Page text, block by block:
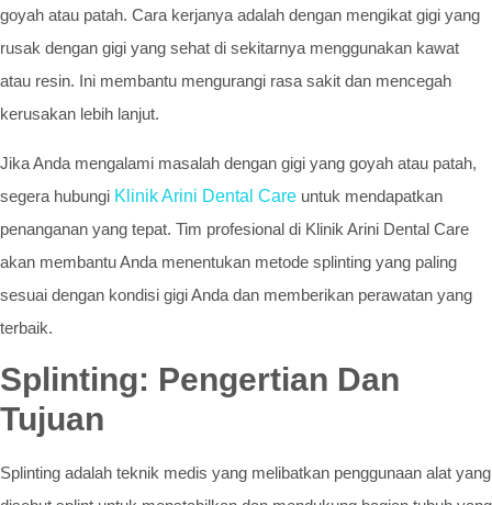
goyah atau patah. Cara kerjanya adalah dengan mengikat gigi yang
rusak dengan gigi yang sehat di sekitarnya menggunakan kawat
atau resin. Ini membantu mengurangi rasa sakit dan mencegah
kerusakan lebih lanjut.
Jika Anda mengalami masalah dengan gigi yang goyah atau patah,
segera hubungi Klinik Arini Dental Care untuk mendapatkan
penanganan yang tepat. Tim profesional di Klinik Arini Dental Care
akan membantu Anda menentukan metode splinting yang paling
sesuai dengan kondisi gigi Anda dan memberikan perawatan yang
terbaik.
Splinting: Pengertian Dan
Tujuan
Splinting adalah teknik medis yang melibatkan penggunaan alat yang